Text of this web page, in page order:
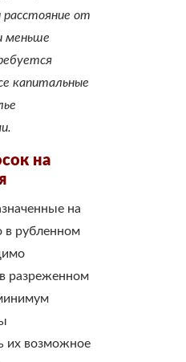
расстояние от
меньше
капитальные
на
на
в рубленном
разреженном
их возможное